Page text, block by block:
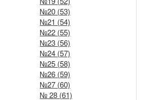
№20 (53)
№21 (54)
№22 (55)
№23 (56)
№24 (57)
№25 (58)
№26 (59)
№27 (60)
№ 28 (61)